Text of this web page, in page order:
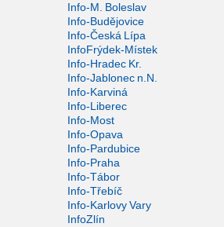
Info-M. Boleslav
Info-Budějovice
Info-Česká Lípa
InfoFrýdek-Místek
Info-Hradec Kr.
Info-Jablonec n.N.
Info-Karviná
Info-Liberec
Info-Most
Info-Opava
Info-Pardubice
Info-Praha
Info-Tábor
Info-Třebíč
Info-Karlovy Vary
InfoZlín